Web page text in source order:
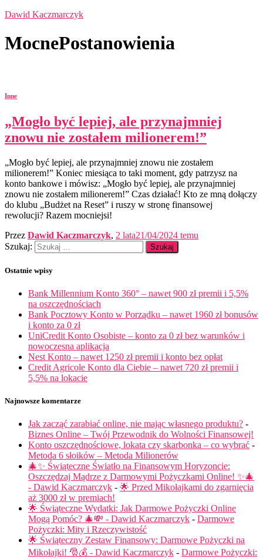
Dawid Kaczmarczyk
MocnePostanowienia
Inne
„Mogło być lepiej, ale przynajmniej
znowu nie zostałem milionerem!”
„Mogło być lepiej, ale przynajmniej znowu nie zostałem
milionerem!” Koniec miesiąca to taki moment, gdy patrzysz na
konto bankowe i mówisz: „Mogło być lepiej, ale przynajmniej
znowu nie zostałem milionerem!” Czas działać! Kto ze mną dołączy
do klubu „Budżet na Reset” i ruszy w stronę finansowej
rewolucji? Razem mocniejsi!
Przez Dawid Kaczmarczyk, 2 lata21/04/2024 temu
Szukaj:
Ostatnie wpisy
Bank Millennium Konto 360° – nawet 900 zł premii i 5,5%
na oszczędnościach
Bank Pocztowy Konto w Porządku – nawet 1960 zł bonusów
i konto za 0 zł
UniCredit Konto Osobiste – konto za 0 zł bez warunków i
nowoczesna aplikacja
Nest Konto – nawet 1250 zł premii i konto bez opłat
Credit Agricole Konto dla Ciebie – nawet 720 zł premii i
5,5% na lokacie
Najnowsze komentarze
Jak zacząć zarabiać online, nie mając własnego produktu? -
Biznes Online – Twój Przewodnik do Wolności Finansowej!
Konto oszczędnościowe, lokata czy skarbonka – co wybrać -
Metoda 6 słoików – Metoda Milionerów
🎄✨ Świąteczne Światło na Finansowym Horyzoncie:
Oszczędzaj Mądrze z Darmowymi Pożyczkami Online! ✨🎄
- Dawid Kaczmarczyk - 🌟 Przed Mikołajkami do zgarnięcia
aż 3000 zł w premiach!
🌟 Świąteczne Wydatki: Jak Darmowe Pożyczki Online
Mogą Pomóc? 🎄💸 - Dawid Kaczmarczyk - Darmowe
Pożyczki: Mity i Rzeczywistość
🌟 Świąteczny Zestaw Finansowy: Darmowe Pożyczki na
Mikołajki! 🎅💰 - Dawid Kaczmarczyk - Darmowe Pożyczki: